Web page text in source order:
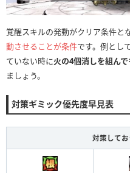
覚醒スキルの発動がクリア条件と
動させることが条件です。例とし
ていない時に火の4個消しを組ん
ましょう。
対策ギミック優先度早見表
対策して